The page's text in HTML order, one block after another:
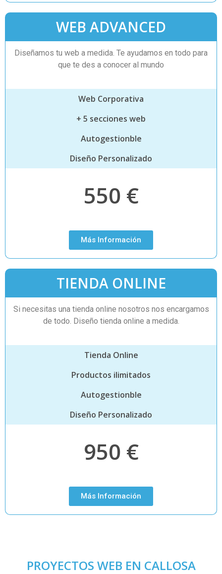
WEB ADVANCED
Diseñamos tu web a medida. Te ayudamos en todo para
que te des a conocer al mundo
Web Corporativa
+ 5 secciones web
Autogestionble
Diseño Personalizado
550 €
Más Información
TIENDA ONLINE
Si necesitas una tienda online nosotros nos encargamos
de todo. Diseño tienda online a medida.
Tienda Online
Productos ilimitados
Autogestionble
Diseño Personalizado
950 €
Más Información
PROYECTOS WEB EN CALLOSA